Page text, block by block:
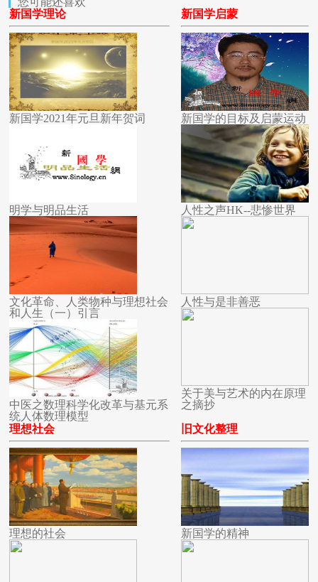
新国学理论
新国学2021年元旦新年贺词
明学与明品生活
文化革命、人类物种与理想社会
和人生（一）引言
中医之数理科学化改革与基元系
统人体数理模型
新国学启蒙
新国学的目标及启蒙运动
人性之声HK--悲惨世界
人性与是非善恶
关于美与艺术的内在原理
之摘抄
理想社会
理想的社会
旧文化整理
新国学的精神